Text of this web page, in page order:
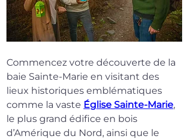
Commencez votre découverte de la
baie Sainte-Marie en visitant des
lieux historiques emblématiques
comme la vaste Église Sainte-Marie,
le plus grand édifice en bois
d’Amérique du Nord, ainsi que le